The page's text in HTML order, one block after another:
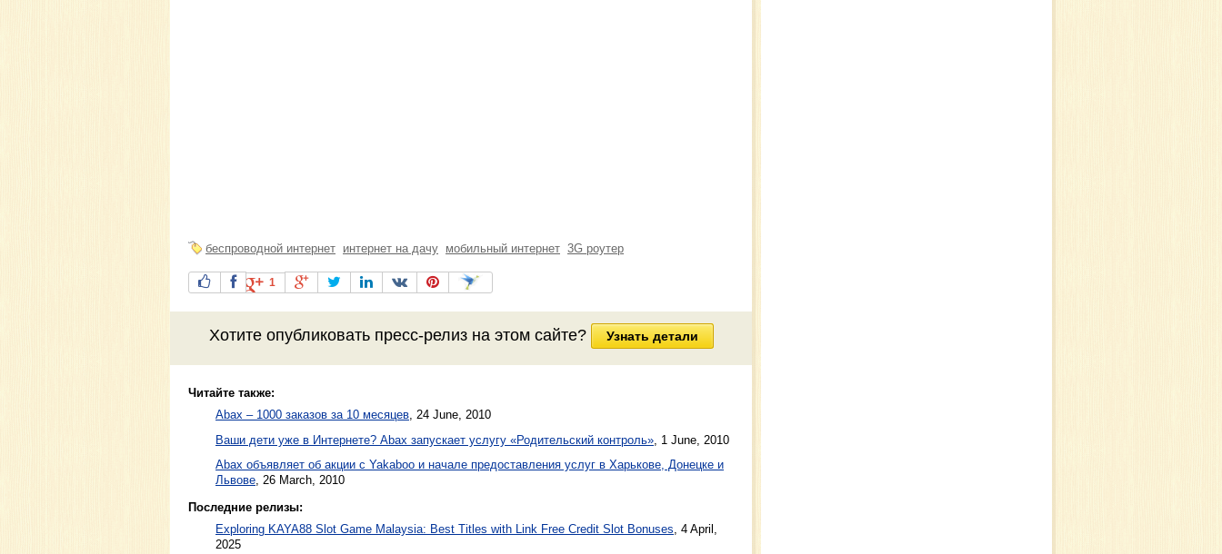
беспроводной интернет интернет на дачу мобильный интернет 3G роутер
1
Хотите опубликовать пресс-релизна этом сайте? Узнать детали
Читайте также:
Abax – 1000 заказов за 10 месяцев, 24 June, 2010
Ваши дети уже в Интернете? Abax запускает услугу «Родительский контроль» 1 June, 2010
Abax объявляет об акции с Yakaboo и начале предоставления услуг в Харькове, Донецке и
Львове 26 March, 2010
Последние релизы:
Exploring KAYA88 Slot Game Malaysia: Best Titles with Link Free Credit Slot Bonuses, 4 April,
2025